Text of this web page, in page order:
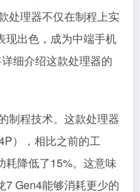
处理器不仅在制程上实
现出色，成为中端手机
细介绍这款处理器的
制程技术。这款处理器
），相比之前的工
耗降低了15%。这意味
7 Gen4能够消耗更少的